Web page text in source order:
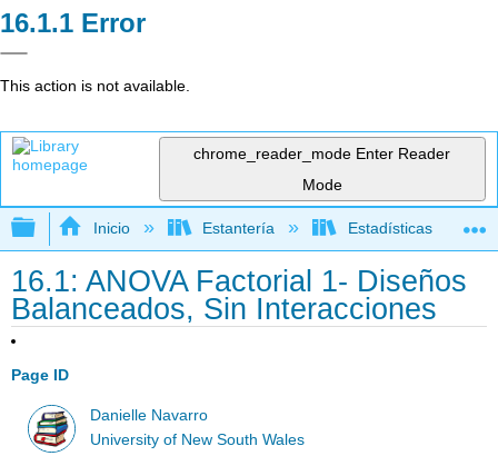
Error
This action is not available.
chrome_reader_mode Enter Reader
Mode
Expandir/contraer jerarquía global
Inicio Estantería Estadísticas
16.1: ANOVA Factorial 1- Diseños
Balanceados, Sin Interacciones
Page ID
Danielle Navarro
University of New South Wales